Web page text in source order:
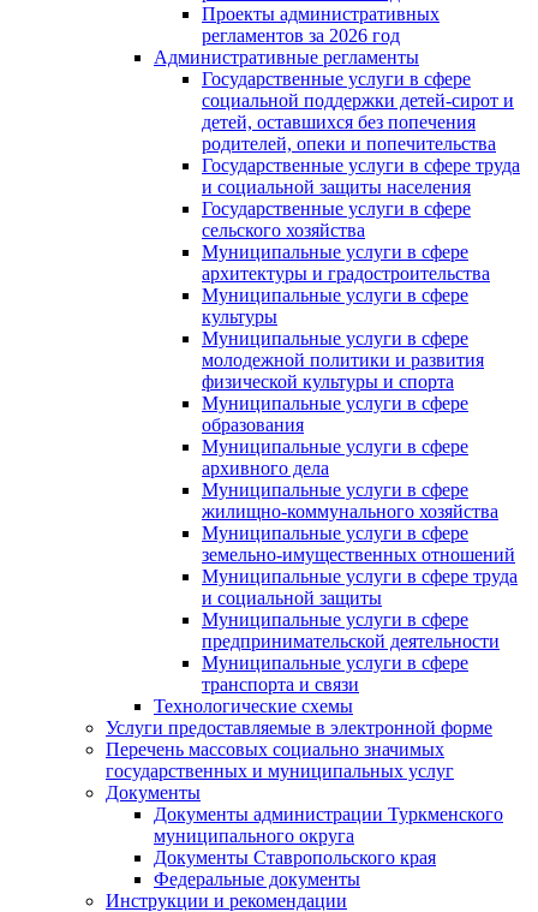
Проекты административных
регламентов за 2026 год
Административные регламенты
Государственные услуги в сфере
социальной поддержки детей-сирот и
детей, оставшихся без попечения
родителей, опеки и попечительства
Государственные услуги в сфере труда
и социальной защиты населения
Государственные услуги в сфере
сельского хозяйства
Муниципальные услуги в сфере
архитектуры и градостроительства
Муниципальные услуги в сфере
культуры
Муниципальные услуги в сфере
молодежной политики и развития
физической культуры и спорта
Муниципальные услуги в сфере
образования
Муниципальные услуги в сфере
архивного дела
Муниципальные услуги в сфере
жилищно-коммунального хозяйства
Муниципальные услуги в сфере
земельно-имущественных отношений
Муниципальные услуги в сфере труда
и социальной защиты
Муниципальные услуги в сфере
предпринимательской деятельности
Муниципальные услуги в сфере
транспорта и связи
Технологические схемы
Услуги предоставляемые в электронной форме
Перечень массовых социально значимых
государственных и муниципальных услуг
Документы
Документы администрации Туркменского
муниципального округа
Документы Ставропольского края
Федеральные документы
Инструкции и рекомендации